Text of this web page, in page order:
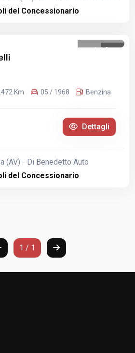
del Concessionario
1 /9
Km 05 / 1968 Benzina
Dettagli
(AV) - Di Benedetto Auto
del Concessionario
1 / 1